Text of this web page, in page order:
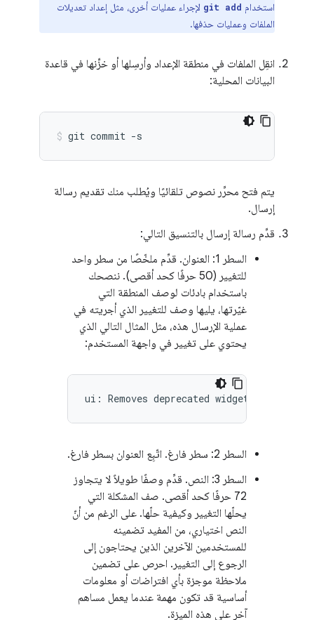
استخدام git add لإجراء عمليات أخرى، مثل إعداد تعديلات
الملفات وعمليات حذفها.
انقِل الملفات في منطقة الإعداد وأرسِلها أو خزِّنها في قاعدة
البيانات المحلية:
git commit -s
يتم فتح محرِّر نصوص تلقائيًا ويُطلب منك تقديم رسالة
إرسال.
قدِّم رسالة إرسال بالتنسيق التالي:
السطر 1: العنوان. قدِّم ملخّصًا من سطر واحد
للتغيير (50 حرفًا كحد أقصى). ننصحك
باستخدام بادئات لوصف المنطقة التي
غيّرتها، يليها وصف للتغيير الذي أجريته في
عملية الإرسال هذه، مثل المثال التالي الذي
يحتوي على تغيير في واجهة المستخدم:
السطر 2: سطر فارغ. اتّبِع العنوان بسطر فارغ.
السطر 3: النص. قدِّم وصفًا طويلاً لا يتجاوز
72 حرفًا كحد أقصى. صف المشكلة التي
يحلّها التغيير وكيفية حلّها. على الرغم من أنّ
النص اختياري، من المفيد تضمينه
للمستخدمين الآخرين الذين يحتاجون إلى
الرجوع إلى التغيير. احرص على تضمين
ملاحظة موجزة بأي افتراضات أو معلومات
أساسية قد تكون مهمة عندما يعمل مساهم
آخر على هذه الميزة.